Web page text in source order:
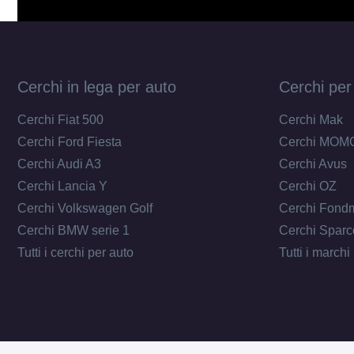
Cerchi in lega per auto
Cerchi Fiat 500
Cerchi Ford Fiesta
Cerchi Audi A3
Cerchi Lancia Y
Cerchi Volkswagen Golf
Cerchi BMW serie 1
Tutti i cerchi per auto
Cerchi
Cerchi Mak
Cerchi
Cerchi Avus
Cerchi OZ
Cerchi
Cerchi
Tutti i marchi